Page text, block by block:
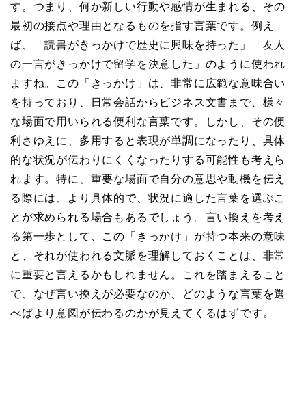
す。つまり、何か新しい行動や感情が生まれる、その
最初の接点や理由となるものを指す言葉です。例え
ば、「読書がきっかけで歴史に興味を持った」「友人
の一言がきっかけで留学を決意した」のように使われ
ますね。この「きっかけ」は、非常に広範な意味合い
を持っており、日常会話からビジネス文書まで、様々
な場面で用いられる便利な言葉です。しかし、その便
利さゆえに、多用すると表現が単調になったり、具体
的な状況が伝わりにくくなったりする可能性も考えら
れます。特に、重要な場面で自分の意思や動機を伝え
る際には、より具体的で、状況に適した言葉を選ぶこ
とが求められる場合もあるでしょう。言い換えを考え
る第一歩として、この「きっかけ」が持つ本来の意味
と、それが使われる文脈を理解しておくことは、非常
に重要と言えるかもしれません。これを踏まえること
で、なぜ言い換えが必要なのか、どのような言葉を選
べばより意図が伝わるのかが見えてくるはずです。